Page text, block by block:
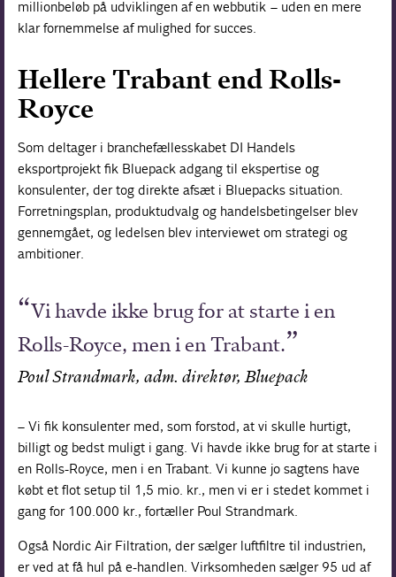
millionbeløb på udviklingen af en webbutik – uden en mere
klar fornemmelse af mulighed for succes.
Hellere Trabant end Rolls-
Royce
Som deltager i branchefællesskabet DI Handels
eksportprojekt fik Bluepack adgang til ekspertise og
konsulenter, der tog direkte afsæt i Bluepacks situation.
Forretningsplan, produktudvalg og handelsbetingelser blev
gennemgået, og ledelsen blev interviewet om strategi og
ambitioner.
Vi havde ikke brug for at starte i en
Rolls-­Royce, men i en Trabant.
Poul Strandmark, adm. direktør, Bluepack
– Vi fik konsulenter med, som forstod, at vi skulle hurtigt,
billigt og bedst muligt i gang. Vi havde ikke brug for at starte i
en Rolls-­Royce, men i en Trabant. Vi kunne jo sagtens have
købt et flot setup til 1,5 mio. kr., men vi er i stedet kommet i
gang for 100.000 kr., fortæller Poul Strandmark.
Også Nordic Air Filtration, der sælger luftfiltre til industrien,
er ved at få hul på e-handlen. Virksomheden sælger 95 ud af